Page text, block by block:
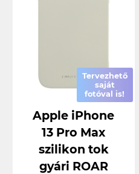
Tervezhető
saját
fotóval is!
Apple iPhone
13 Pro Max
szilikon tok
gyári ROAR